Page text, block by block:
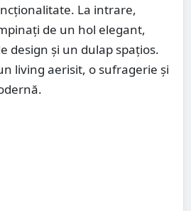
La intrare,
de un hol elegant,
design și un dulap spațios.
living aerisit, o sufragerie și